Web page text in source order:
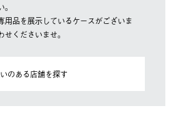
用品を展示しているケースがございま
くださいませ。
のある店舗を探す